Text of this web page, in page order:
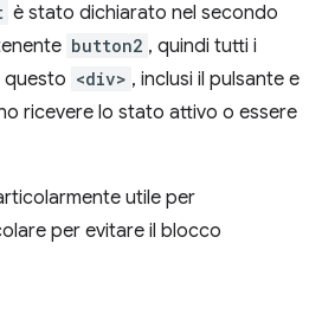
è stato dichiarato nel secondo
button2 , quindi tutti i
questo <div> , inclusi il pulsante e
ricevere lo stato attivo o essere
utile per
per evitare il blocco